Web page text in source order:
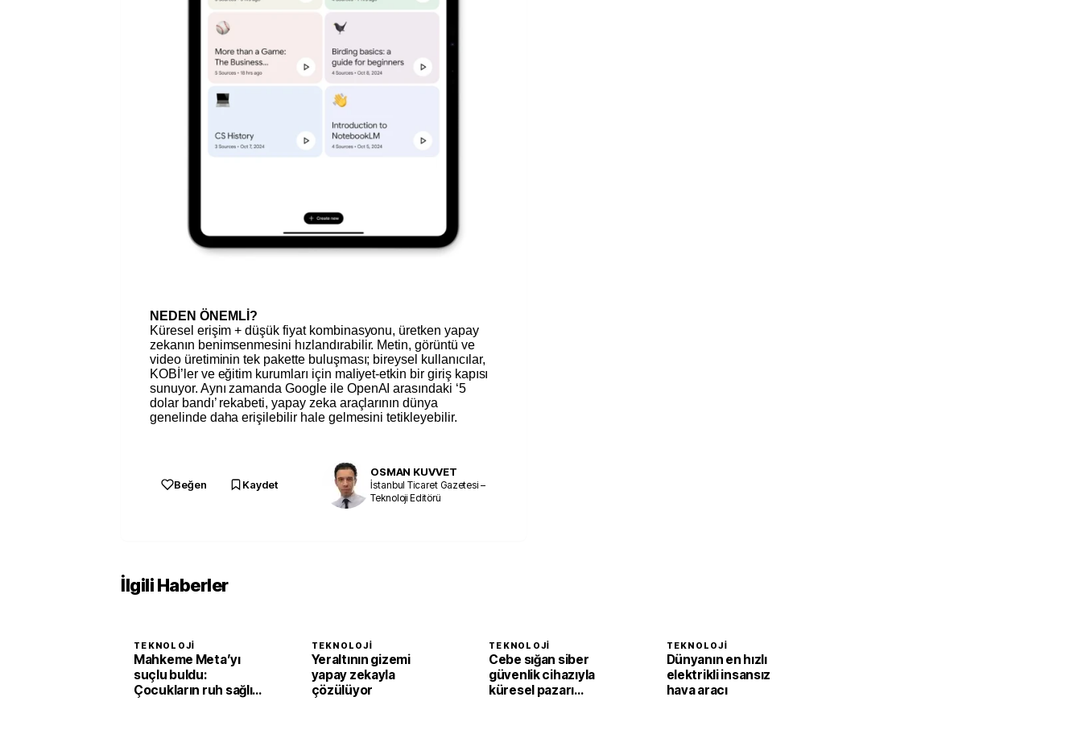
NEDEN ÖNEMLİ?
Küresel erişim + düşük fiyat kombinasyonu, üretken yapay
zekanın benimsenmesini hızlandırabilir. Metin, görüntü ve
video üretiminin tek pakette buluşması; bireysel kullanıcılar,
KOBİ’ler ve eğitim kurumları için maliyet-etkin bir giriş kapısı
sunuyor. Aynı zamanda Google ile OpenAI arasındaki ‘5
dolar bandı’ rekabeti, yapay zeka araçlarının dünya
genelinde daha erişilebilir hale gelmesini tetikleyebilir.
Beğen Kaydet
OSMAN KUVVET
İstanbul Ticaret Gazetesi –
Teknoloji Editörü
İlgili Haberler
TEKNOLOJI
Mahkeme Meta’yı
suçlu buldu:
Çocukların ruh sağlığı
TEKNOLOJI
Yeraltının gizemi
yapay zekayla
çözülüyor
TEKNOLOJI
Cebe sığan siber
güvenlik cihazıyla
küresel pazarı
TEKNOLOJI
Dünyanın en hızlı
elektrikli insansız
hava aracı